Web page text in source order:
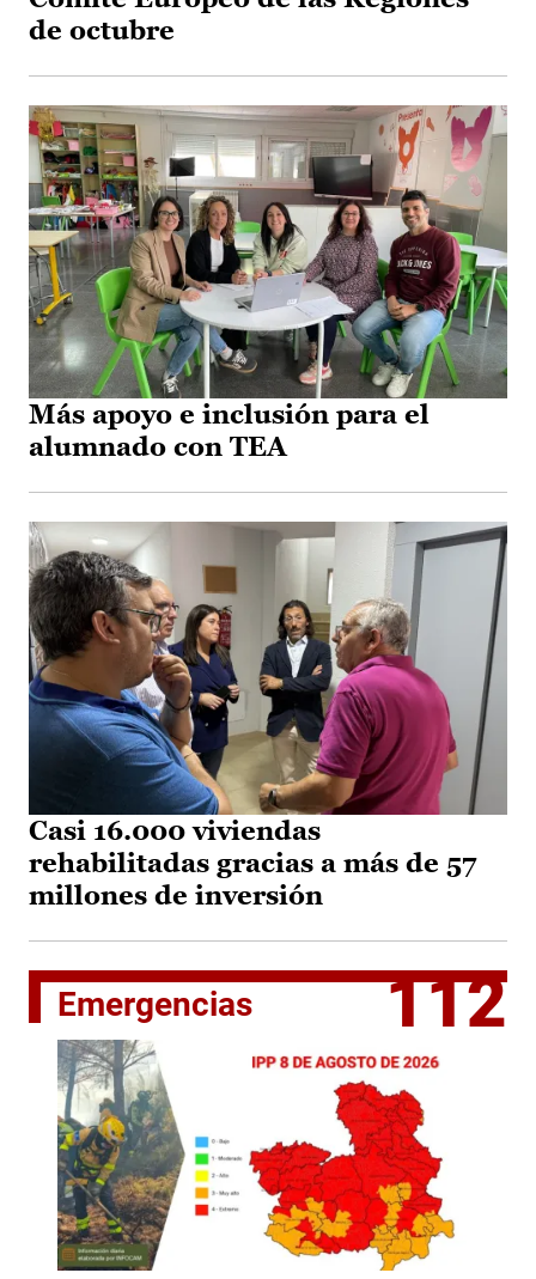
de octubre
Más apoyo e inclusión para el
alumnado con TEA
Casi 16.000 viviendas
rehabilitadas gracias a más de 57
millones de inversión
Emergencias 112